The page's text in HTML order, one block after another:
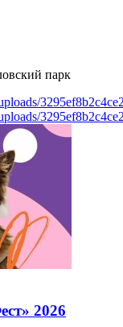
парк
2026